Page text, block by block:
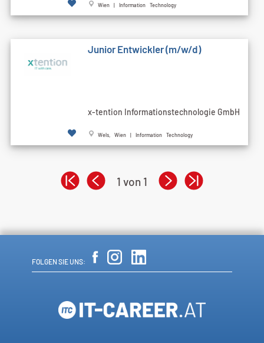
Wien | Information Technology
Junior Entwickler (m/w/d)
x-tention Informationstechnologie GmbH
Wels, Wien | Information Technology
1 von 1
FOLGEN SIE UNS: